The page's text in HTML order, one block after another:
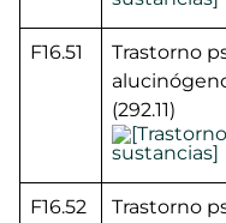
F16.51
Trastorno
(292.11)
F16.52
Trastorno